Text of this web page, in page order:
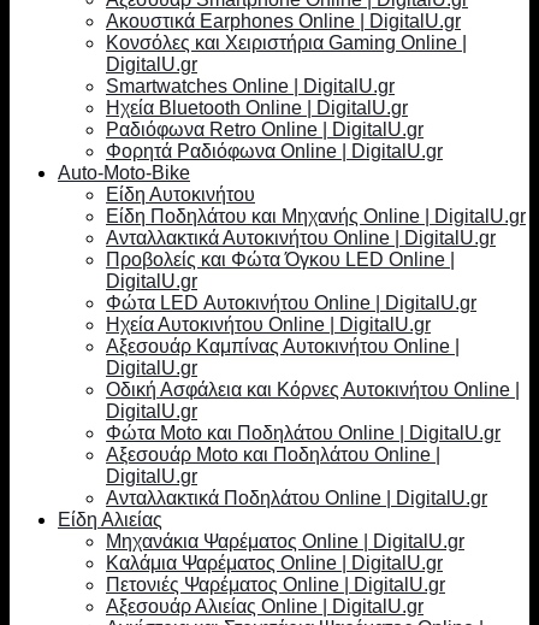
Ακουστικά Earphones Online | DigitalU.gr
Κονσόλες και Χειριστήρια Gaming Online |
DigitalU.gr
Smartwatches Online | DigitalU.gr
Ηχεία Bluetooth Online | DigitalU.gr
Ραδιόφωνα Retro Online | DigitalU.gr
Φορητά Ραδιόφωνα Online | DigitalU.gr
Auto-Moto-Bike
Είδη Αυτοκινήτου
Είδη Ποδηλάτου και Μηχανής Online | DigitalU.gr
Ανταλλακτικά Αυτοκινήτου Online | DigitalU.gr
Προβολείς και Φώτα Όγκου LED Online |
DigitalU.gr
Φώτα LED Αυτοκινήτου Online | DigitalU.gr
Ηχεία Αυτοκινήτου Online | DigitalU.gr
Αξεσουάρ Καμπίνας Αυτοκινήτου Online |
DigitalU.gr
Οδική Ασφάλεια και Κόρνες Αυτοκινήτου Online |
DigitalU.gr
Φώτα Moto και Ποδηλάτου Online | DigitalU.gr
Αξεσουάρ Moto και Ποδηλάτου Online |
DigitalU.gr
Ανταλλακτικά Ποδηλάτου Online | DigitalU.gr
Είδη Αλιείας
Μηχανάκια Ψαρέματος Online | DigitalU.gr
Καλάμια Ψαρέματος Online | DigitalU.gr
Πετονιές Ψαρέματος Online | DigitalU.gr
Αξεσουάρ Αλιείας Online | DigitalU.gr